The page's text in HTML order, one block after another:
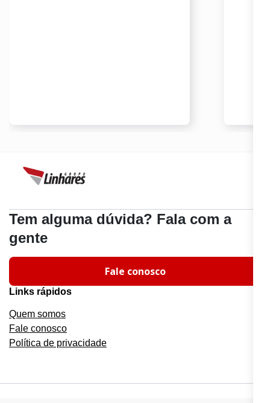
Tem alguma dúvida? Fala com a
gente
Fale conosco
Links rápidos
Quem somos
Fale conosco
Política de privacidade